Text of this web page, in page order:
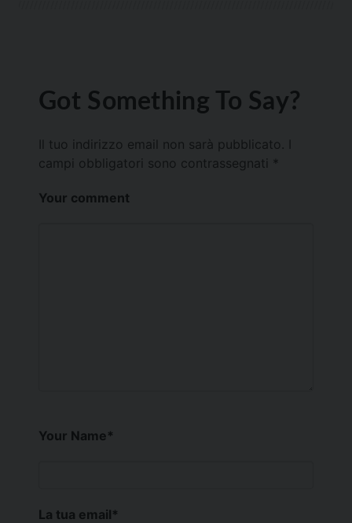
Got Something To Say?
Il tuo indirizzo email non sarà pubblicato.
campi obbligatori sono contrassegnati *
Your comment
Your Name*
La tua email*